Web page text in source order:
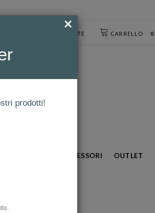
CARRELLO 0
ACCESSO UTENTE
ACCESSORI OUTLET
×
prodotti!